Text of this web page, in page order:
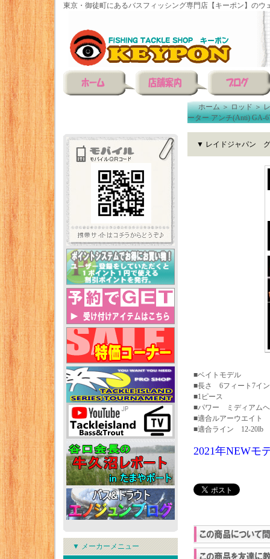
東京・御徒町にあるバスフィッシング専門店【キーポン】のウ
▼ メーカーメニュー
ホーム＞ロッド＞
ーター アンチ(Anti)
▼ レイドジャパン グ
■ベイトモデル
■長さ 6フィート7イ
■1ピース
■パワー ミディアム
■適合ルアーウエイト
■適合ライン 12-20lb
2021年NEWモ